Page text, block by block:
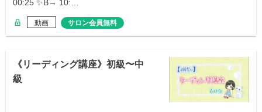
00:25 ✨B→ 10:…
動画 サロン会員無料
《リーディング講座》初級〜中
級